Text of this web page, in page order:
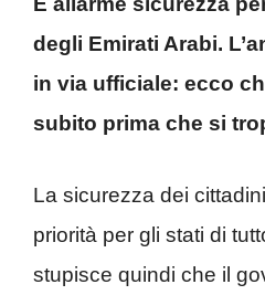
degli Emirati Arabi.
in via ufficiale: ecco
subito prima che si
La sicurezza dei
priorità per gli stati di
stupisce quindi che il